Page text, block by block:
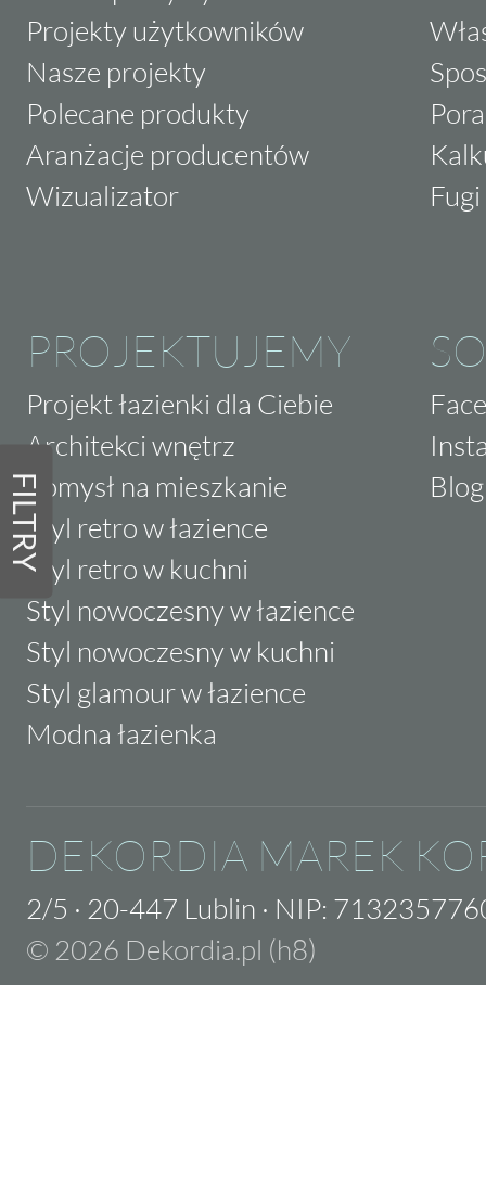
FILTRY
Projekty użytkowników
Nasze projekty
Polecane produkty
Aranżacje producentów
Wizualizator
PROJEKTUJEMY
Projekt łazienki dla Ciebie
Architekci wnętrz
Pomysł na mieszkanie
Styl retro w łazience
Styl retro w kuchni
Styl nowoczesny w łazience
Styl nowoczesny w kuchni
Styl glamour w łazience
Modna łazienka
Blog
DEKORDIA MAREK
2/5 · 20-447 Lublin · NIP:
© 2026 Dekordia.pl (h8)